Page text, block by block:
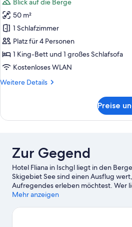
für
Deluxe-
Suite
anzeigen
Blick auf die Berge
50 m²
1 Schlafzimmer
Platz für 4 Personen
1 King-Bett und 1 großes Schlafsofa
Kostenloses WLAN
Weitere Details
Weitere
Suite
Preise
Zur Gegend
Hotel Fliana in Ischgl liegt in den
Skigebiet See sind einen Ausflug
Aufregendes erleben möchtest. Wer
Region bewundern möchte, sollte
zwei weitere empfehlenswerte Orte
Mehr anzeigen